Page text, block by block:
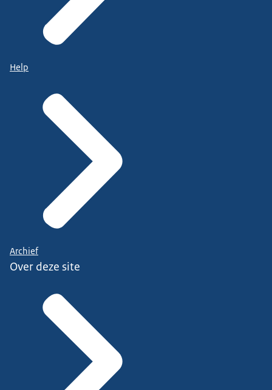
Help
Archief
Over deze site